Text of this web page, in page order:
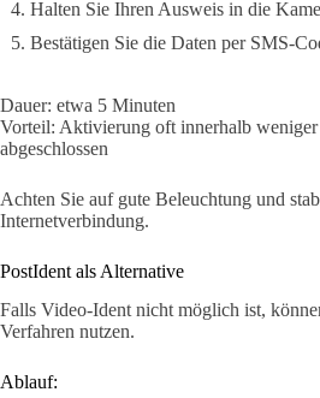
Halten Sie Ihren Ausweis in die
Bestätigen Sie die Daten per SMS-
Dauer: etwa 5 Minuten
Vorteil: Aktivierung oft innerhalb
abgeschlossen
Achten Sie auf gute Beleuchtung und
Internetverbindung.
PostIdent als Alternative
Falls Video-Ident nicht möglich ist,
Verfahren nutzen.
Ablauf: